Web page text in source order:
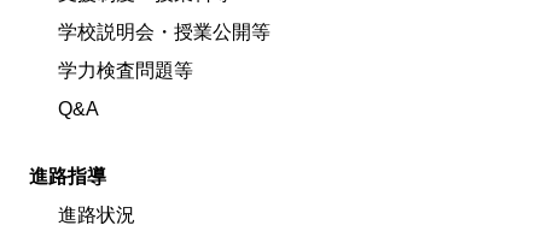
学校説明会・授業公開等
学力検査問題等
Q&A
進路指導
進路状況